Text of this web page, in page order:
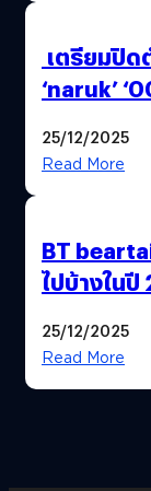
เตรียมปิด
‘naruk’
25/12/2025
Read More
BT
ไปบ้างใน
25/12/2025
Read More